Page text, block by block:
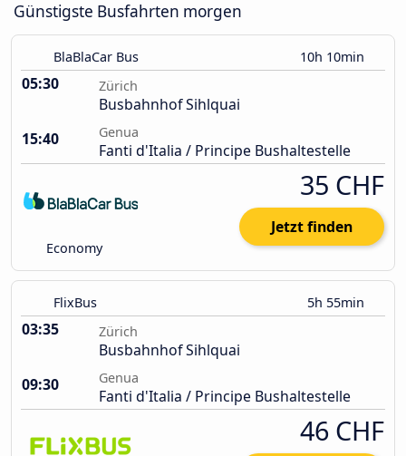
Günstigste Busfahrten morgen
BlaBlaCar Bus 10h 10min
05:30 Zürich
Busbahnhof Sihlquai
15:40
Genua
Fanti d'Italia / Principe Bushaltestelle
Economy
35 CHF
Jetzt finden
FlixBus 5h 55min
03:35 Zürich
Busbahnhof Sihlquai
09:30
Genua
Fanti d'Italia / Principe Bushaltestelle
46 CHF